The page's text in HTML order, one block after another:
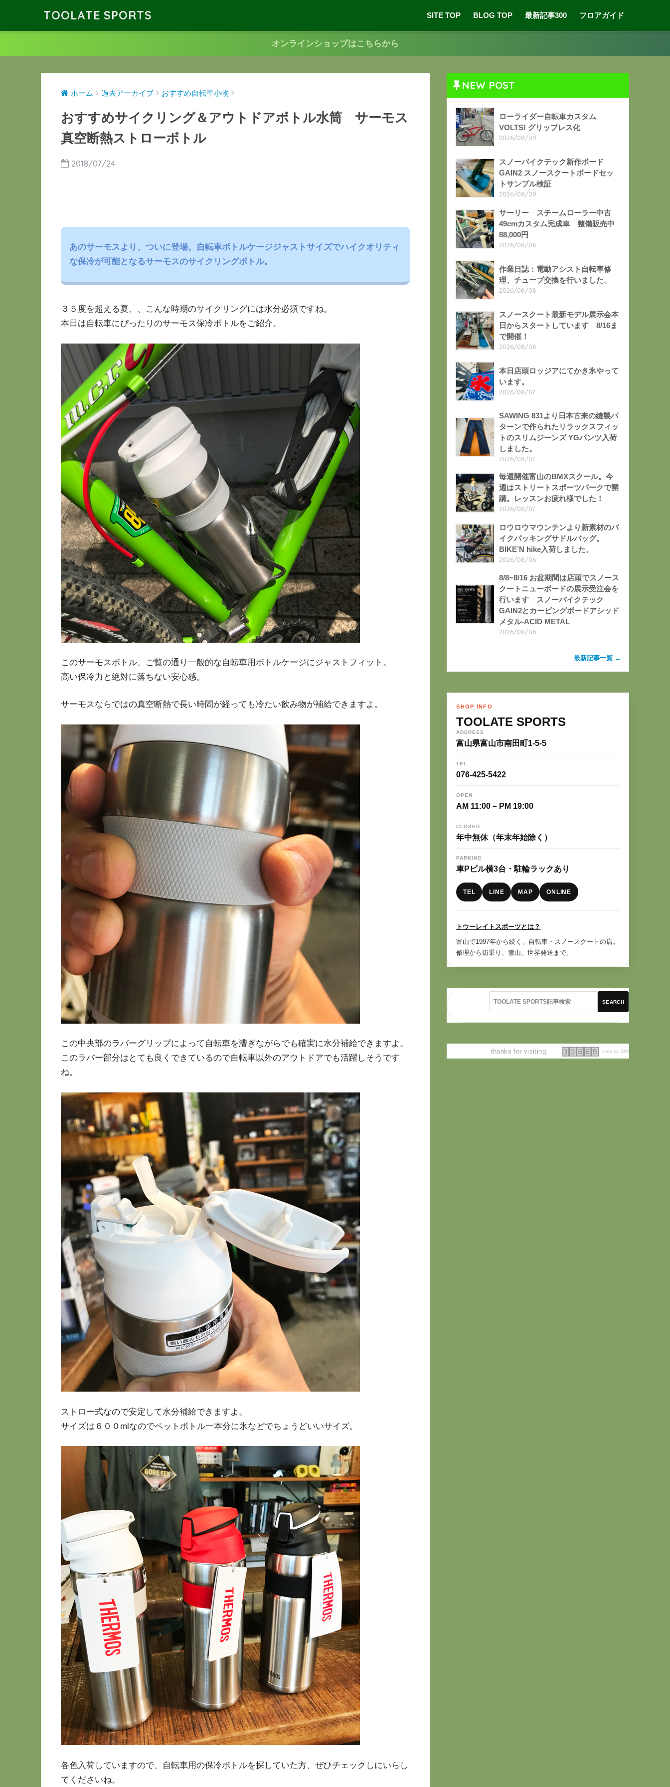
TOOLATE SPORTS SITE TOP BLOG TOP 最新記事300 フロアガイド
オンラインショップはこちらから
ホーム 過去アーカイブ おすすめ自転車小物
おすすめサイクリング＆アウトドアボトル水筒 サーモス
真空断熱ストローボトル
2018/07/24
あのサーモスより、ついに登場。自転車ボトルケージジャストサイズでハイクオリティ
な保冷が可能となるサーモスのサイクリングボトル。
３５度を超える夏、、こんな時期のサイクリングには水分必須ですね。
本日は自転車にぴったりのサーモス保冷ボトルをご紹介。
このサーモスボトル、ご覧の通り一般的な自転車用ボトルケージにジャストフィット。
高い保冷力と絶対に落ちない安心感。
サーモスならではの真空断熱で長い時間が経っても冷たい飲み物が補給できますよ。
この中央部のラバーグリップによって自転車を漕ぎながらでも確実に水分補給できますよ。
このラバー部分はとても良くできているので自転車以外のアウトドアでも活躍しそうです
ね。
ストロー式なので安定して水分補給できますよ。
サイズは６００mlなのでペットボトル一本分に氷などでちょうどいいサイズ。
各色入荷していますので、自転車用の保冷ボトルを探していた方、ぜひチェックしにいらし
てくださいね。
NEW POST
ローライダー自転車カスタム
VOLTS! グリップレス化
2026/08/09
スノーバイクテック新作ボード
GAIN2 スノースクートボードセッ
トサンプル検証
2026/08/09
サーリー スチームローラー中古
49cmカスタム完成車 整備販売中
88,000円
2026/08/08
作業日誌：電動アシスト自転車修
理、チューブ交換を行いました。
2026/08/08
スノースクート最新モデル展示会本
日からスタートしています 8/16ま
で開催！
2026/08/08
本日店頭ロッジアにてかき氷やって
います。
2026/08/07
SAWING 831より日本古来の縫製パ
ターンで作られたリラックスフィッ
トのスリムジーンズ YGパンツ入荷
しました。
2026/08/07
毎週開催富山のBMXスクール。今
週はストリートスポーツパークで開
講。レッスンお疲れ様でした！
2026/08/07
ロウロウマウンテンより新素材のバ
イクパッキングサドルバッグ。
BIKE’N hike入荷しました。
2026/08/06
8/8~8/16 お盆期間は店頭でスノース
クートニューボードの展示受注会を
行います スノーバイクテック
GAIN2とカービングボードアシッド
メタル-ACID METAL
2026/08/06
最新記事一覧 →
SHOP INFO
TOOLATE SPORTS
ADDRESS
富山県富山市南田町1-5-5
TEL
076-425-5422
OPEN
AM 11:00 – PM 19:00
CLOSED
年中無休（年末年始除く）
PARKING
車Pビル横3台・駐輪ラックあり
TEL LINE MAP ONLINE
トウーレイトスポーツとは？
富山で1997年から続く、自転車・スノースクートの店。
修理から街乗り、雪山、世界発送まで。
SEARCH
thanks for visiting. since Jul. 2026